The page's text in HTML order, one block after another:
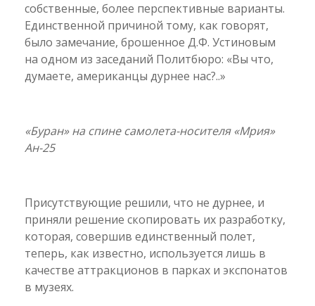
собственные, более перспективные варианты.
Единственной причиной тому, как говорят,
было замечание, брошенное Д.Ф. Устиновым
на одном из заседаний Политбюро: «Вы что,
думаете, американцы дурнее нас?..»
«Буран» на спине самолета-носителя «Мрия»
Ан-25
Присутствующие решили, что не дурнее, и
приняли решение скопировать их разработку,
которая, совершив единственный полет,
теперь, как известно, используется лишь в
качестве аттракционов в парках и экспонатов
в музеях.